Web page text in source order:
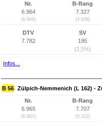
Nr.
6.964
(6.966)
B-Rang
7.327
(4.938)
DTV
7.782
SV
195
(2,5%)
Infos...
B 56 Zülpich-Nemmenich (L 162) -
Nr.
6.965
(6.967)
B-Rang
7.707
(5.312)